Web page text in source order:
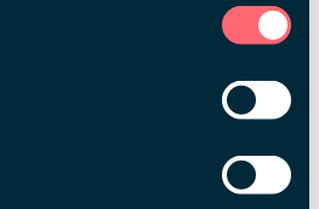
Ihrer Nutzung der Dienste